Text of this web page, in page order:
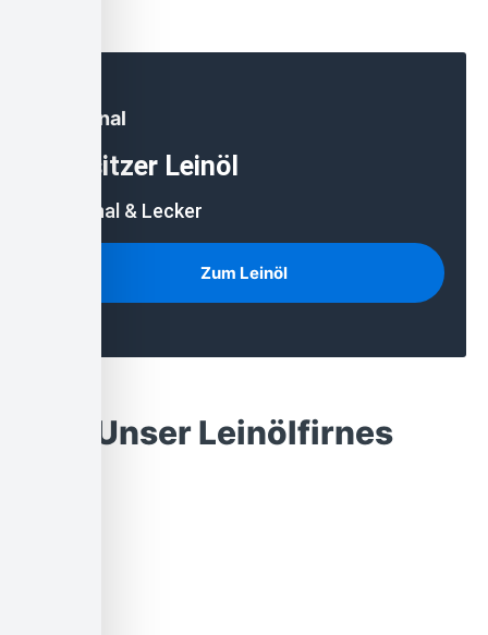
Regional
Lausitzer Leinöl
Regional & Lecker
Zum Leinöl
Unser Leinölfirnes